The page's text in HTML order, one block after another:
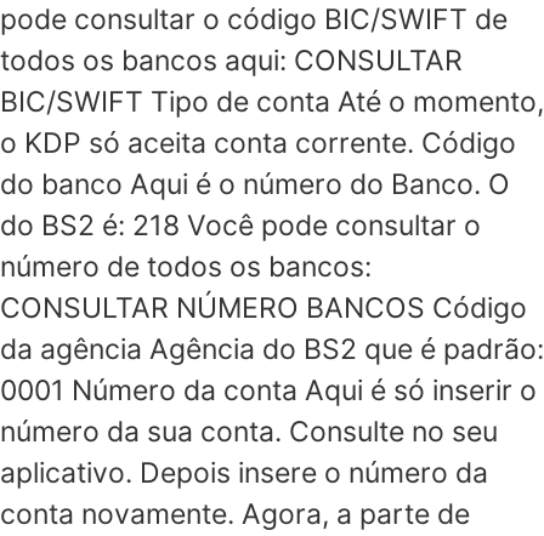
pode consultar o código BIC/SWIFT de
todos os bancos aqui: CONSULTAR
BIC/SWIFT Tipo de conta Até o momento,
o KDP só aceita conta corrente. Código
do banco Aqui é o número do Banco. O
do BS2 é: 218 Você pode consultar o
número de todos os bancos:
CONSULTAR NÚMERO BANCOS Código
da agência Agência do BS2 que é padrão:
0001 Número da conta Aqui é só inserir o
número da sua conta. Consulte no seu
aplicativo. Depois insere o número da
conta novamente. Agora, a parte de